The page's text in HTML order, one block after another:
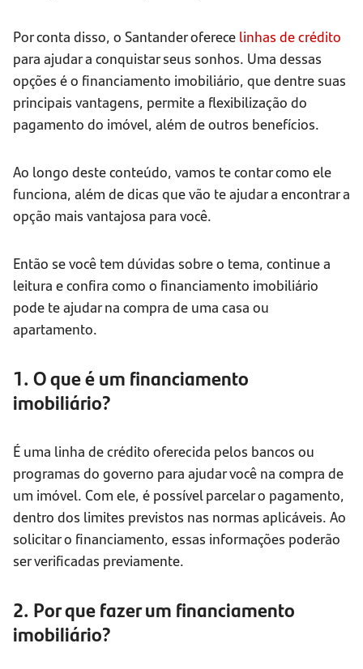
Por conta disso, o Santander oferece linhas de crédito
para ajudar a conquistar seus sonhos. Uma dessas
opções é o financiamento imobiliário, que dentre suas
principais vantagens, permite a flexibilização do
pagamento do imóvel, além de outros benefícios.
Ao longo deste conteúdo, vamos te contar como ele
funciona, além de dicas que vão te ajudar a encontrar a
opção mais vantajosa para você.
Então se você tem dúvidas sobre o tema, continue a
leitura e confira como o financiamento imobiliário
pode te ajudar na compra de uma casa ou
apartamento.
1. O que é um financiamento
imobiliário?
É uma linha de crédito oferecida pelos bancos ou
programas do governo para ajudar você na compra de
um imóvel. Com ele, é possível parcelar o pagamento,
dentro dos limites previstos nas normas aplicáveis. Ao
solicitar o financiamento, essas informações poderão
ser verificadas previamente.
2. Por que fazer um financiamento
imobiliário?